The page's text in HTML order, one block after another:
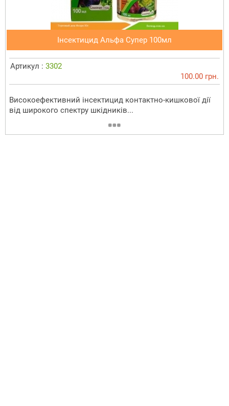
Інсектицид Альфа Супер 100мл
Артикул : 3302
100.00 грн.
Високоефективний інсектицид контактно-кишкової дії
від широкого спектру шкідників...